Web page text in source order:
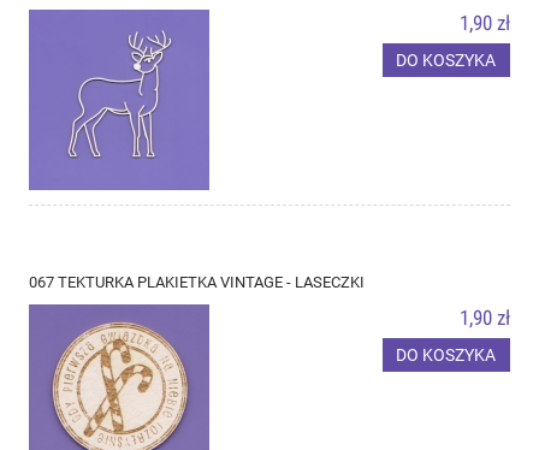
1,90 zł
DO KOSZYKA
067 TEKTURKA PLAKIETKA VINTAGE - LASECZKI
1,90 zł
DO KOSZYKA